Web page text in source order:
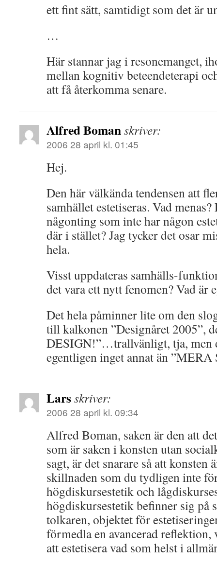
ett fint sätt, samtidigt som det är
…
Här stannar jag i resonemanget,
mellan kognitiv beteendeterapi
att få återkomma senare.
Alfred Bomanskriver:
2006 28 april kl. 01:45
Hej.
Den här välkända tendensen att
samhället estetiseras. Vad
någonting som inte har någon
där i stället? Jag tycker det osar
hela.
Visst uppdateras samhälls-
det vara ett nytt fenomen? Vad är
Det hela påminner lite om den
till kalkonen ”Designåret 2005”,
DESIGN!”…trallvänligt, tja, men
egentligen inget annat än
Larsskriver:
2006 28 april kl. 09:34
Alfred Boman, saken är den att
som är saken i konsten utan
sagt, är det snarare så att konsten
skillnaden som du tydligen inte
högdiskursestetik och
högdiskursestetik befinner sig på
tolkaren, objektet för
förmedla en avancerad
att estetisera vad som helst i